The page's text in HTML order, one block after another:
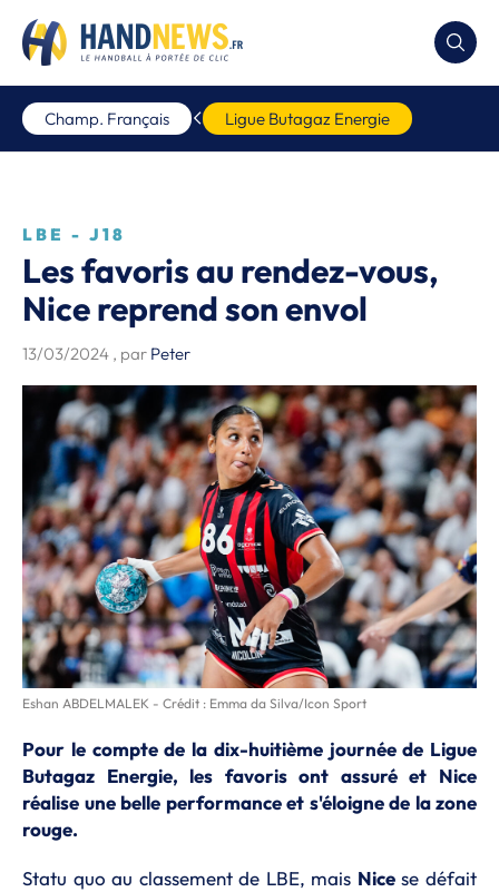
Champ. Français Ligue Butagaz Energie
LBE - J18
Les favoris au rendez-vous,
Nice reprend son envol
13/03/2024 , par Peter
Eshan ABDELMALEK - Crédit : Emma da Silva/Icon Sport
Pour le compte de la dix-huitième journée de Ligue
Butagaz Energie, les favoris ont assuré et Nice
réalise une belle performance et s'éloigne de la zone
rouge.
Statu quo au classement de LBE, mais Nicese défait